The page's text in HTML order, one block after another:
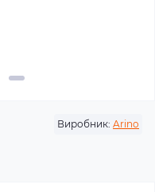
Виробник: Arino